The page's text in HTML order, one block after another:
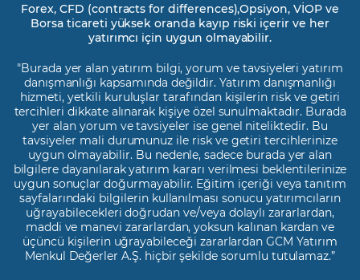
Forex, CFD (contracts for differences),Opsiyon, VİOP ve
Borsa ticareti yüksek oranda kayıp riski içerir ve her
yatırımcı için uygun olmayabilir.
"Burada yer alan yatırım bilgi, yorum ve tavsiyeleri yatırım
danışmanlığı kapsamında değildir. Yatırım danışmanlığı
hizmeti, yetkili kuruluşlar tarafından kişilerin risk ve getiri
tercihleri dikkate alınarak kişiye özel sunulmaktadır. Burada
yer alan yorum ve tavsiyeler ise genel niteliktedir. Bu
tavsiyeler mali durumunuz ile risk ve getiri tercihlerinize
uygun olmayabilir. Bu nedenle, sadece burada yer alan
bilgilere dayanılarak yatırım kararı verilmesi beklentilerinize
uygun sonuçlar doğurmayabilir. Eğitim içeriği veya tanıtım
sayfalarındaki bilgilerin kullanılması sonucu yatırımcıların
uğrayabilecekleri doğrudan ve/veya dolaylı zararlardan,
maddi ve manevi zararlardan, yoksun kalınan kardan ve
üçüncü kişilerin uğrayabileceği zararlardan GCM Yatırım
Menkul Değerler A.Ş. hiçbir şekilde sorumlu tutulamaz.”